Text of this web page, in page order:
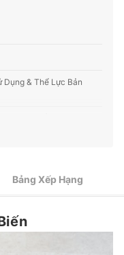
& Thể Lực Bản
Thước Lòng Bàn Tay
Đối Với Nữ
Bảng Xếp Hạng